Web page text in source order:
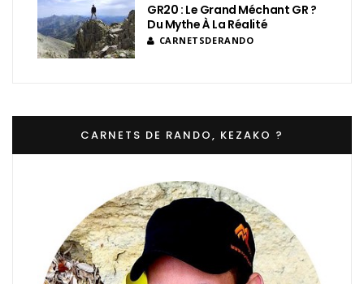
GR20 : Le Grand Méchant GR ?
Du Mythe À La Réalité
CARNETSDERANDO
CARNETS DE RANDO, KEZAKO ?